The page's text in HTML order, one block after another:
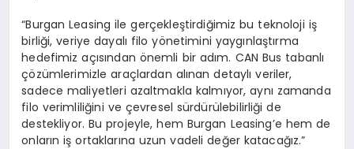
“Burgan Leasing ile gerçekleştirdiğimiz bu teknoloji iş
birliği, veriye dayalı filo yönetimini yaygınlaştırma
hedefimiz açısından önemli bir adım. CAN Bus tabanlı
çözümlerimizle araçlardan alınan detaylı veriler,
sadece maliyetleri azaltmakla kalmıyor, aynı zamanda
filo verimliliğini ve çevresel sürdürülebilirliği de
destekliyor. Bu projeyle, hem Burgan Leasing’e hem de
onların iş ortaklarına uzun vadeli değer katacağız.”